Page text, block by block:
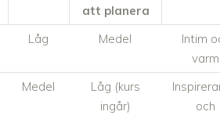
att planera
Låg Medel
Intim
varm
Medel
Låg (kurs
ingår)
och